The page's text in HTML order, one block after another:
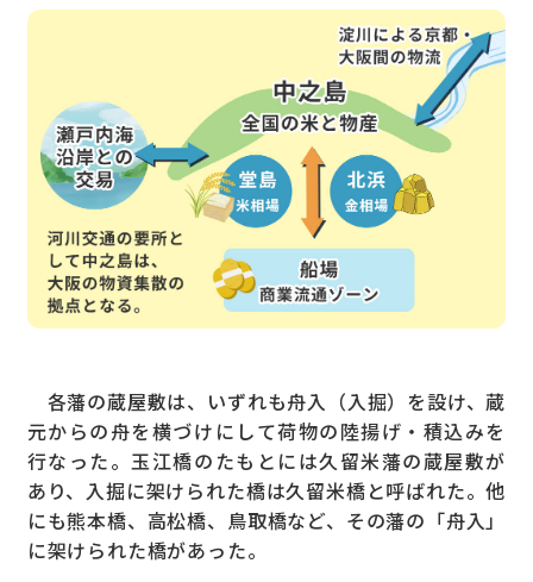
各藩の蔵屋敷は、いずれも舟入（入掘）を設け、蔵
元からの舟を横づけにして荷物の陸揚げ・積込みを
行なった。玉江橋のたもとには久留米藩の蔵屋敷が
あり、入掘に架けられた橋は久留米橋と呼ばれた。他
にも熊本橋、高松橋、鳥取橋など、その藩の「舟入」
に架けられた橋があった。